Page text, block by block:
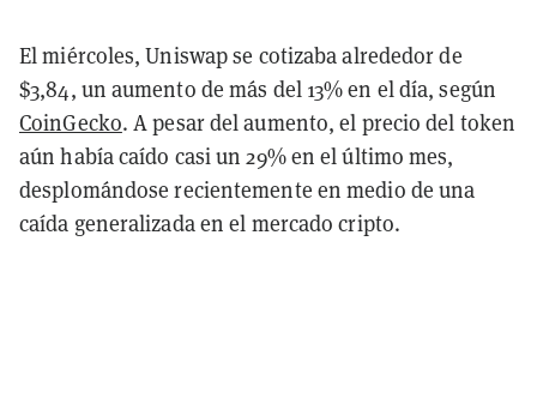
El miércoles, Uniswap se cotizaba alrededor de
$3,84, un aumento de más del 13% en el día, según
CoinGecko. A pesar del aumento, el precio del token
aún había caído casi un 29% en el último mes,
desplomándose recientemente en medio de una
caída generalizada en el mercado cripto.